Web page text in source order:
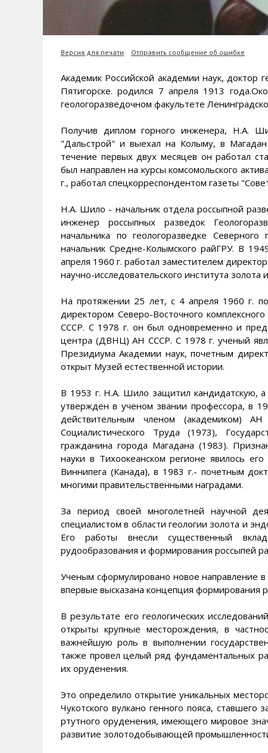
Версия для печати Отправить сообщение об ошибке
Академик Российской академии наук, доктор
Пятигорске. родился 7 апреля 1913
геологоразведочном факультете
Получив диплом горного инженера, Н.А.
"Дальстрой" и выехал на Колыму, в
течение первых двух месяцев он работал
был направлен на курсы комсомольского
г., работал спецкорреспондентом газеты
Н.А. Шило - начальник отдела россыпной
инженер россыпных разведок
начальника по геологоразведке
начальник Средне-Колымского райГРУ. В
апреля 1960 г. работал заместителем
научно-исследовательского института
На протяжении 25 лет, с 4 апреля 1960 г.
директором Северо-Восточного
СССР. С 1978 г. он был одновременно и
центра (ДВНЦ) АН СССР. С 1978 г. ученый
Президиума Академии наук, почетным
открыт Музей естественной истории.
В 1953 г. Н.А. Шило защитил кандидатскую,
утвержден в ученом звании профессора, в
действительным членом (академиком)
Социалистического Труда (1973),
гражданина города Магадана (1983).
науки в Тихоокеанском регионе явилось
Виннипега (Канада), в 1983 г.- почетным
многими правительственными наградами.
За период своей многолетней научной
специалистом в области геологии золота и
Его работы внесли существенный
рудообразования и формирования россыпей
Ученым сформулировано новое направление
впервые высказана концепция формирования
В результате его геологических
открыты крупные месторождения, в
важнейшую роль в выполнении
также провел целый ряд фундаментальных
их оруденения.
Это определило открытие уникальных
Чукотского вулкано генного пояса,
ртутного оруденения, имеющего мировое
развитие золотодобывающей